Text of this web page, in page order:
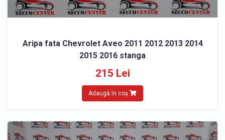
Aripa fata Chevrolet Aveo 2011 2012 2013 2014
2015 2016 stanga
215 Lei
Adaugă în coș